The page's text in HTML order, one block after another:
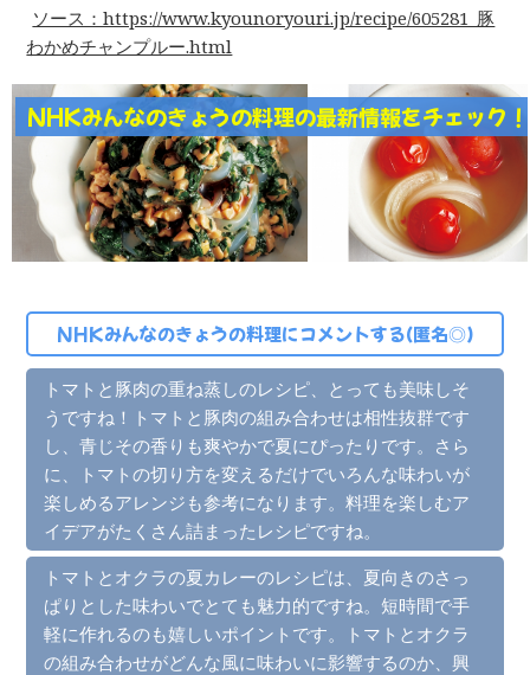
ソース：https://www.kyounoryouri.jp/recipe/605281_豚
わかめチャンプルー.html
NHKみんなのきょうの料理の最新情報をチェック
NHKみんなのきょうの料理にコメントする(匿名◎)
トマトと豚肉の重ね蒸しのレシピ、とっても美味しそ
うですね！トマトと豚肉の組み合わせは相性抜群です
し、青じその香りも爽やかで夏にぴったりです。さら
に、トマトの切り方を変えるだけでいろんな味わいが
楽しめるアレンジも参考になります。料理を楽しむア
イデアがたくさん詰まったレシピですね。
トマトとオクラの夏カレーのレシピは、夏向きのさっ
ぱりとした味わいでとても魅力的ですね。短時間で手
軽に作れるのも嬉しいポイントです。トマトとオクラ
の組み合わせがどんな風に味わいに影響するのか、興